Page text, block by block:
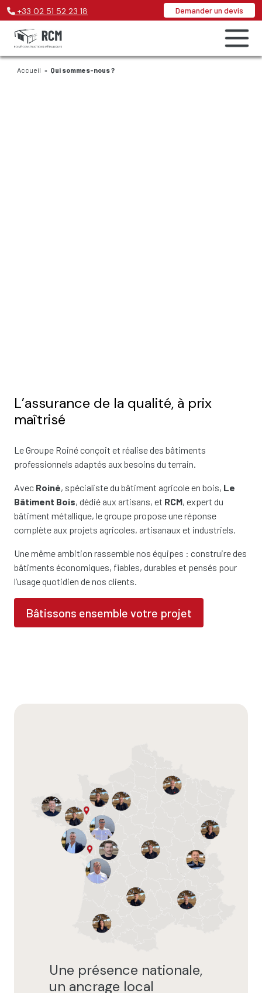
+33 02 51 52 23 18 Demander un devis
Accueil » Qui sommes-nous ?
L’assurance de la qualité, à prix
maîtrisé
Le Groupe Roiné conçoit et réalise des bâtiments
professionnels adaptés aux besoins du terrain.
Avec Roiné, spécialiste du bâtiment agricole en bois, Le
Bâtiment Bois, dédié aux artisans, et RCM, expert du
bâtiment métallique, le groupe propose une réponse
complète aux projets agricoles, artisanaux et industriels.
Une même ambition rassemble nos équipes : construire des
bâtiments économiques, fiables, durables et pensés pour
l’usage quotidien de nos clients.
Bâtissons ensemble votre projet
Une présence nationale,
un ancrage local